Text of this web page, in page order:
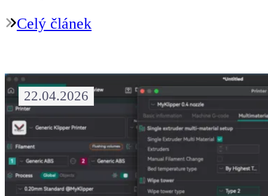
Celý článek
22.04.2026